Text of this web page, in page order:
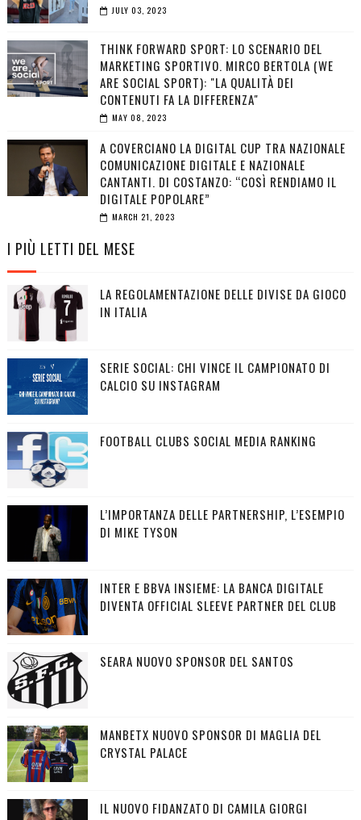
JULY 03, 2023
THINK FORWARD SPORT: LO SCENARIO DEL
MARKETING SPORTIVO. MIRCO BERTOLA (WE
ARE SOCIAL SPORT): "LA QUALITÀ DEI
CONTENUTI FA LA DIFFERENZA"
MAY 08, 2023
A COVERCIANO LA DIGITAL CUP TRA NAZIONALE
COMUNICAZIONE DIGITALE E NAZIONALE
CANTANTI. DI COSTANZO: “COSÌ RENDIAMO IL
DIGITALE POPOLARE”
MARCH 21, 2023
I PIÙ LETTI DEL MESE
LA REGOLAMENTAZIONE DELLE DIVISE DA GIOCO
IN ITALIA
SERIE SOCIAL: CHI VINCE IL CAMPIONATO DI
CALCIO SU INSTAGRAM
FOOTBALL CLUBS SOCIAL MEDIA RANKING
L’IMPORTANZA DELLE PARTNERSHIP, L’ESEMPIO
DI MIKE TYSON
INTER E BBVA INSIEME: LA BANCA DIGITALE
DIVENTA OFFICIAL SLEEVE PARTNER DEL CLUB
SEARA NUOVO SPONSOR DEL SANTOS
MANBETX NUOVO SPONSOR DI MAGLIA DEL
CRYSTAL PALACE
IL NUOVO FIDANZATO DI CAMILA GIORGI